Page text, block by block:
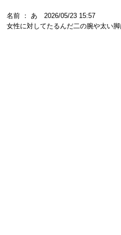
名前 ： あ 2026/05/23 15:57
女性に対してたるんだ二の腕や太い